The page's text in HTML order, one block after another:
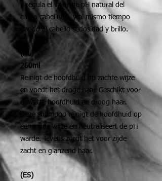
y regula el valor de pH natural del
cuero cabelludo, y al mismo tiempo
dando al cabello sedosidad y brillo.
(NL)
260ml
Reinigt de hoofdhuid op zachte wijze
en voedt het droge haar. Geschikt voor
de vette hoofdhuid en droog haar.
Deze shampoo reinigt de hoofdhuid op
een milde wijze en neutraliseert de pH
warde. Tevens zorgt het voor zijde
zacht en glanzend haar.
(ES)